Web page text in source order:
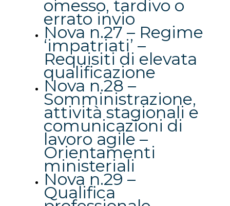
omesso, tardivo o
errato invio
Nova n.27 – Regime
‘impatriati’ –
Requisiti di elevata
qualificazione
Nova n.28 –
Somministrazione,
attività stagionali e
comunicazioni di
lavoro agile –
Orientamenti
ministeriali
Nova n.29 –
Qualifica